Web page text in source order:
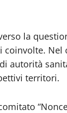
la
Nel
autorità
territori.